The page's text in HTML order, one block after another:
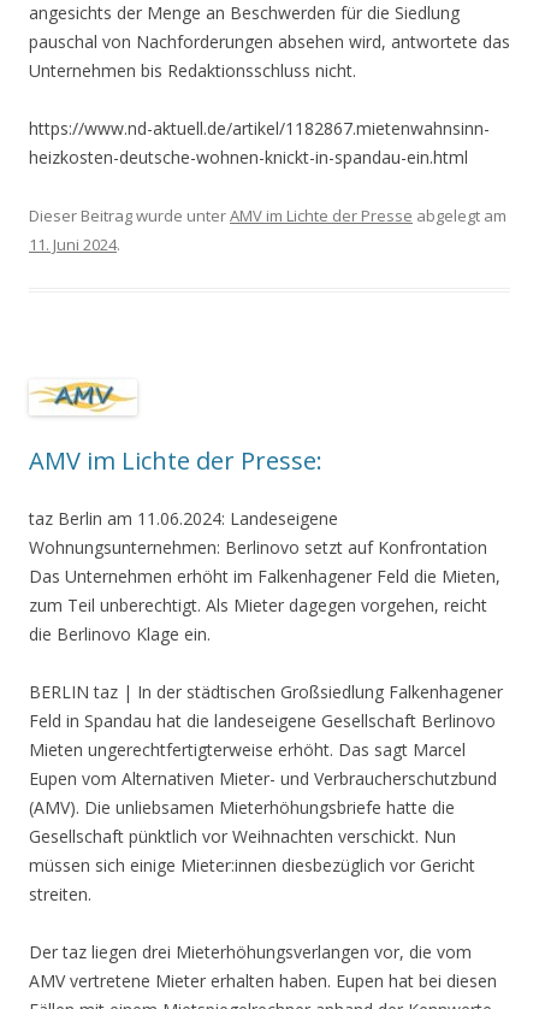
angesichts der Menge an Beschwerden für die Siedlung
pauschal von Nachforderungen absehen wird, antwortete das
Unternehmen bis Redaktionsschluss nicht.
https://www.nd-aktuell.de/artikel/1182867.mietenwahnsinn-
heizkosten-deutsche-wohnen-knickt-in-spandau-ein.html
Dieser Beitrag wurde unterAMV im Lichte der Presse abgelegt am
11. Juni 2024.
AMV im Lichte der Presse:
taz Berlin am 11.06.2024: Landeseigene
Wohnungsunternehmen: Berlinovo setzt auf Konfrontation
Das Unternehmen erhöht im Falkenhagener Feld die Mieten,
zum Teil unberechtigt. Als Mieter dagegen vorgehen, reicht
die Berlinovo Klage ein.
BERLIN taz | In der städtischen Großsiedlung Falkenhagener
Feld in Spandau hat die landeseigene Gesellschaft Berlinovo
Mieten ungerechtfertigterweise erhöht. Das sagt Marcel
Eupen vom Alternativen Mieter- und Verbraucherschutzbund
(AMV). Die unliebsamen Mieterhöhungsbriefe hatte die
Gesellschaft pünktlich vor Weihnachten verschickt. Nun
müssen sich einige Mie­te­r:in­nen diesbezüglich vor Gericht
streiten.
Der taz liegen drei Mieterhöhungsverlangen vor, die vom
AMV vertretene Mieter erhalten haben. Eupen hat bei diesen